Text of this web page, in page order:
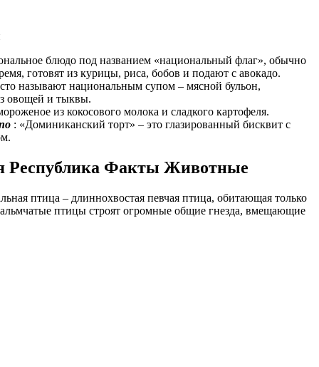
блюдо под названием «национальный флаг», обычно
готовят из курицы, риса, бобов и подают с авокадо.
называют национальным супом – мясной бульон,
овощей и тыквы.
из кокосового молока и сладкого картофеля.
: «Доминиканский торт» – это глазированный бисквит с
Республика Факты Животные
птица – длиннохвостая певчая птица, обитающая только
птицы строят огромные общие гнезда, вмещающие